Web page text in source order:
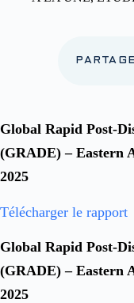
Global Rapid Post-
(GRADE) – Eastern
2025
Télécharger le rapport
Global Rapid Post-
(GRADE) – Eastern
2025